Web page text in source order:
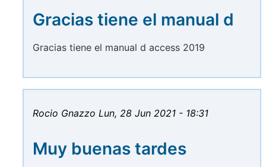
Gracias tiene el manual d
Gracias tiene el manual d access 2019
Rocio Gnazzo Lun, 28 Jun 2021 - 18:31
Muy buenas tardes